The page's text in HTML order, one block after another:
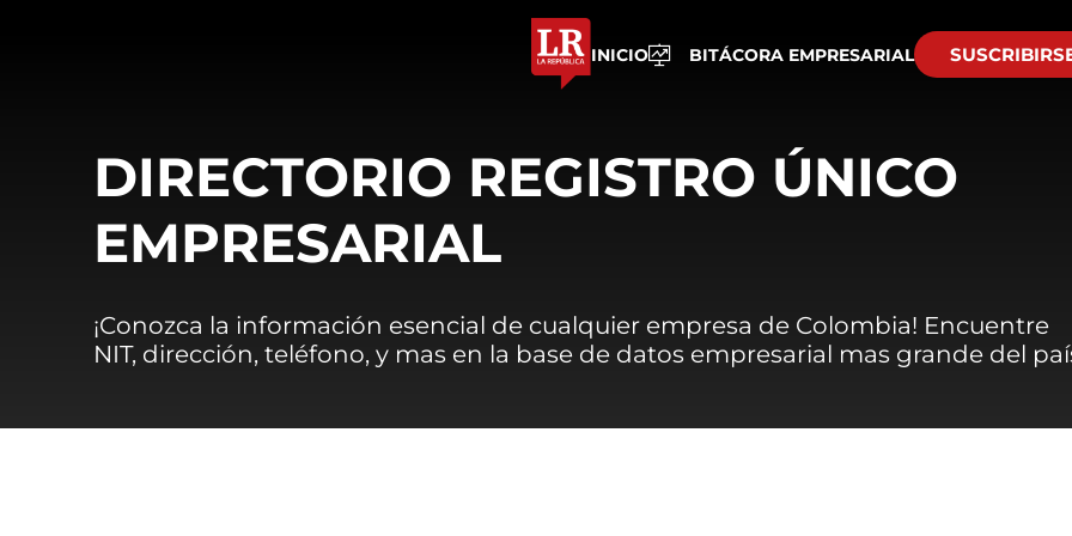
INICIO BITÁCORA EMPRESARIAL
DIRECTORIO REGISTRO ÚNICO
EMPRESARIAL
¡Conozca la información esencial de cualquier empresa de Colombia! Encuentre
NIT, dirección, teléfono, y mas en la base de datos empresarial mas grande del